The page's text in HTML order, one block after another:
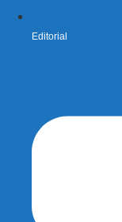
Editorial